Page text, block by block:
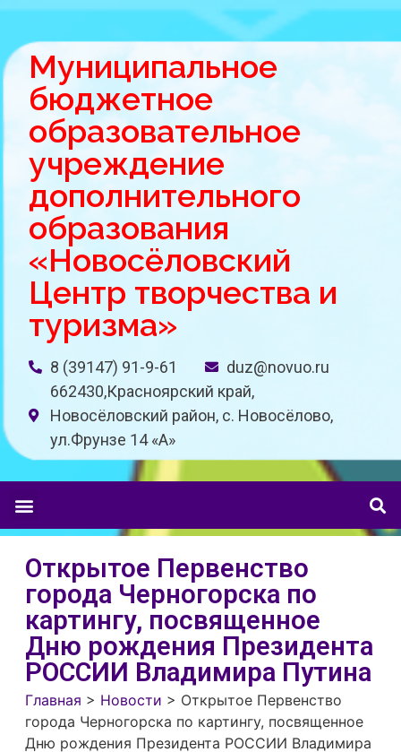
Муниципальное
бюджетное
образовательное
учреждение
дополнительного
образования
«Новосёловский
Центр творчества и
туризма»
8 (39147) 91-9-61
duz@novuo.ru
662430,Красноярский край,
Новосёловский район, с. Новосёлово,
ул.Фрунзе 14 «A»
Открытое Первенство
города Черногорска по
картингу, посвященное
Дню рождения Президента
РОССИИ Владимира Путина
Главная > Новости > Открытое Первенство
города Черногорска по картингу, посвященное
Дню рождения Президента РОССИИ Владимира